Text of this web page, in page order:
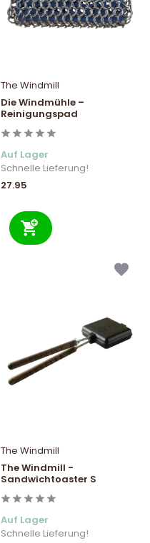
The Windmill
Die Windmühle –
Reinigungspad
Auf Lager
Schnelle Lieferung!
27.95
The Windmill
The Windmill -
Sandwichtoaster S
Auf Lager
Schnelle Lieferung!